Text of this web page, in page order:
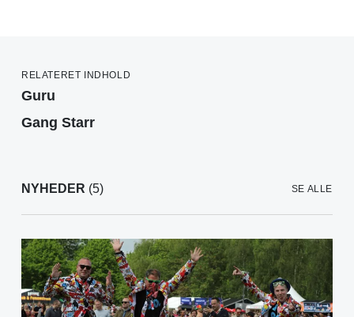
RELATERET INDHOLD
Guru
Gang Starr
NYHEDER (5) SE ALLE